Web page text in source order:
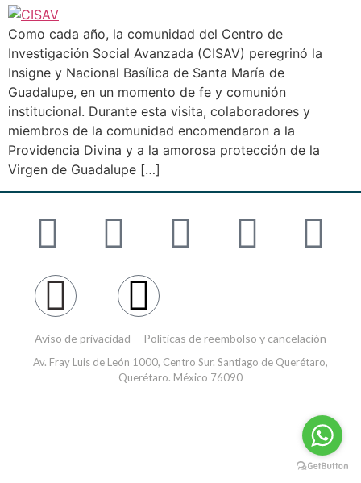
Como cada año, la comunidad del Centro de
Investigación Social Avanzada (CISAV) peregrinó la
Insigne y Nacional Basílica de Santa María de
Guadalupe, en un momento de fe y comunión
institucional. Durante esta visita, colaboradores y
miembros de la comunidad encomendaron a la
Providencia Divina y a la amorosa protección de la
Virgen de Guadalupe […]
Aviso de privacidad Políticas de reembolso y cancelación
Av. Fray Luis de León 1000, Centro Sur. Santiago de Querétaro,
Querétaro. México 76090